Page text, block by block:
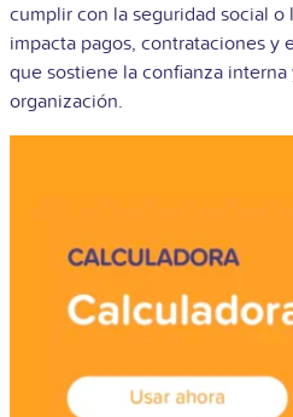
cumplir con la seguridad social o
impacta pagos, contrataciones
que sostiene la confianza
organización.